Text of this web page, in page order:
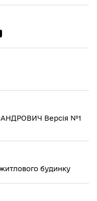
Версія №1
будинку